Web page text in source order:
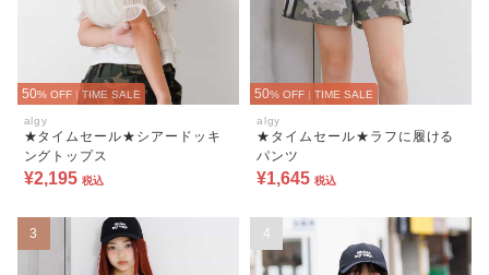
50% OFF | TIME SALE
algy
★タイムセール★シアードッキ
ングトップス
¥2,195 税込
50% OFF | TIME SALE
algy
★タイムセール★ラフに履ける
パンツ
¥1,645 税込
3 4